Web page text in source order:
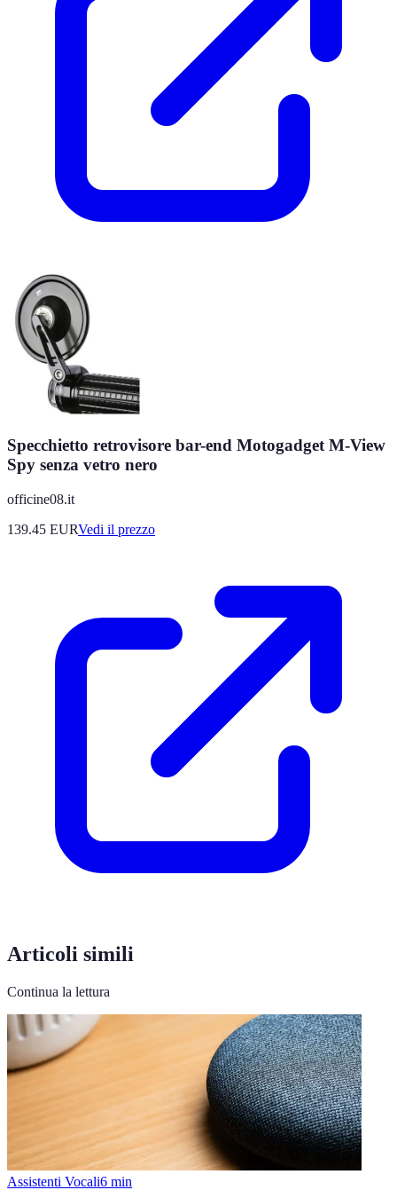
Specchietto retrovisore bar-end Motogadget M-View
Spy senza vetro nero
officine08.it
139.45 EURVedi il prezzo
Articoli simili
Continua la lettura
Assistenti Vocali6 min